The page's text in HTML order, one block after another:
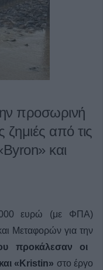
προσωρινή
από τις
και
ευρώ (με ΦΠΑ)
Μεταφορών για την
προκάλεσαν οι
«Kristin» στο έργο